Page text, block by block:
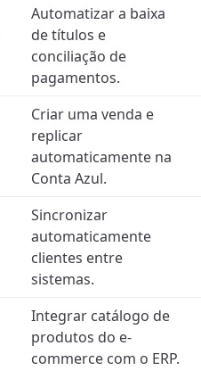
Automatizar a baixa
de títulos e
conciliação de
pagamentos.
Criar uma venda e
replicar
automaticamente na
Conta Azul.
Sincronizar
automaticamente
clientes entre
sistemas.
Integrar catálogo de
produtos do e-
commerce com o ERP.